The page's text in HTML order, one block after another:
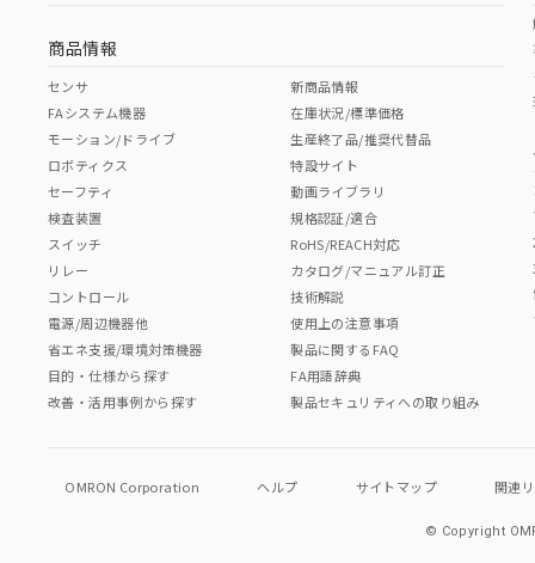
商品情報
センサ
FAシステム機器
モーション/ドライブ
ロボティクス
セーフティ
検査装置
スイッチ
リレー
コントロール
電源/周辺機器他
省エネ支援/環境対策機器
目的・仕様から探す
改善・活用事例から探す
新商品情報
在庫状況/標準価格
生産終了品/推奨代替品
特設サイト
動画ライブラリ
規格認証/適合
RoHS/REACH対応
カタログ/マニュアル訂正
技術解説
使用上の注意事項
製品に関するFAQ
FA用語辞典
製品セキュリティへの取り組み
OMRON Corporation ヘルプ サイトマップ 関連
© Copyright